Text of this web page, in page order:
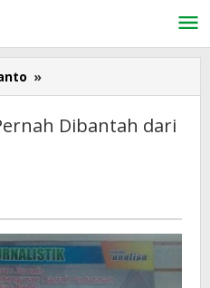
»
Hoax
Dunia
Pernah
Dibantah dari